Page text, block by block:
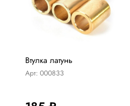
Втулка латунь
Арт: 000833